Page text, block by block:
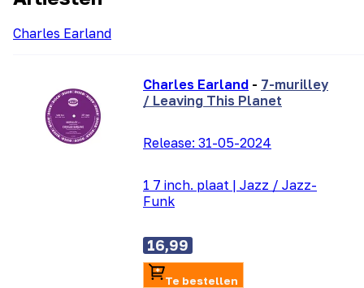
Charles Earland
Charles Earland - 7-murilley
/ Leaving This Planet
Release: 31-05-2024
1 7 inch. plaat | Jazz / Jazz-
Funk
16,99
Te bestellen